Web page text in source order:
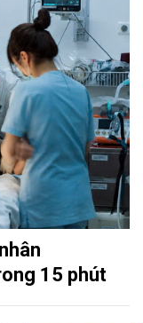
15 phút